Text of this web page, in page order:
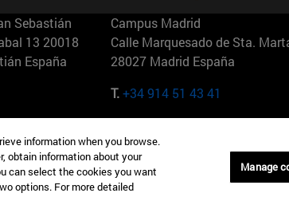
Sebastián
13 20018
España
Campus Madrid
Calle Marquesado de Sta.
28027 Madrid España
T.+34 914 51 43 41
2201 Nueva York Maria-Theresia-Straße 15 81675
Múnich Alemania
information when you browse.
obtain information about your
can select the cookies you want
options. For more detailed
Manage